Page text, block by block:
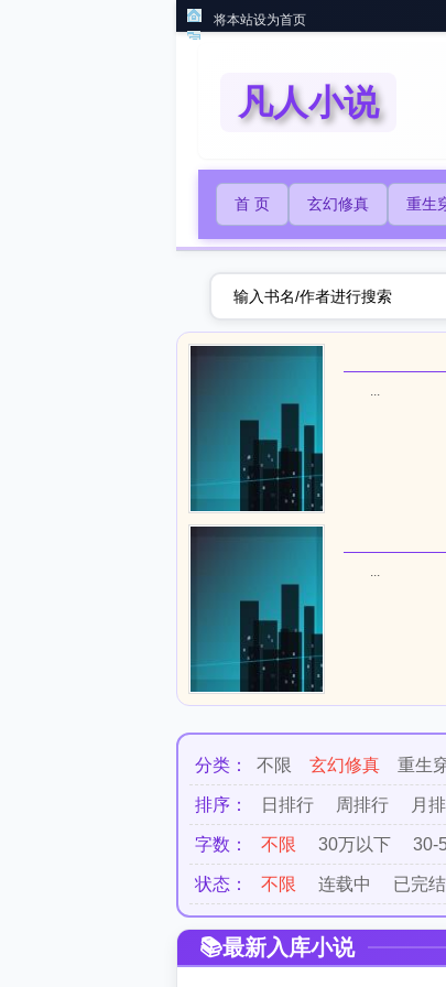
将本站设为首页
凡人小说
首 页 玄幻修真 重生
...
...
分类： 不限 玄幻修真 重生
排序： 日排行 周排行 月
字数： 不限 30万以下 30-
状态： 不限 连载中 已完结
最新入库小说